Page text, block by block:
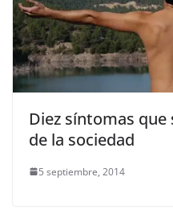
Diez síntomas
de la sociedad
5 septiembre, 2014